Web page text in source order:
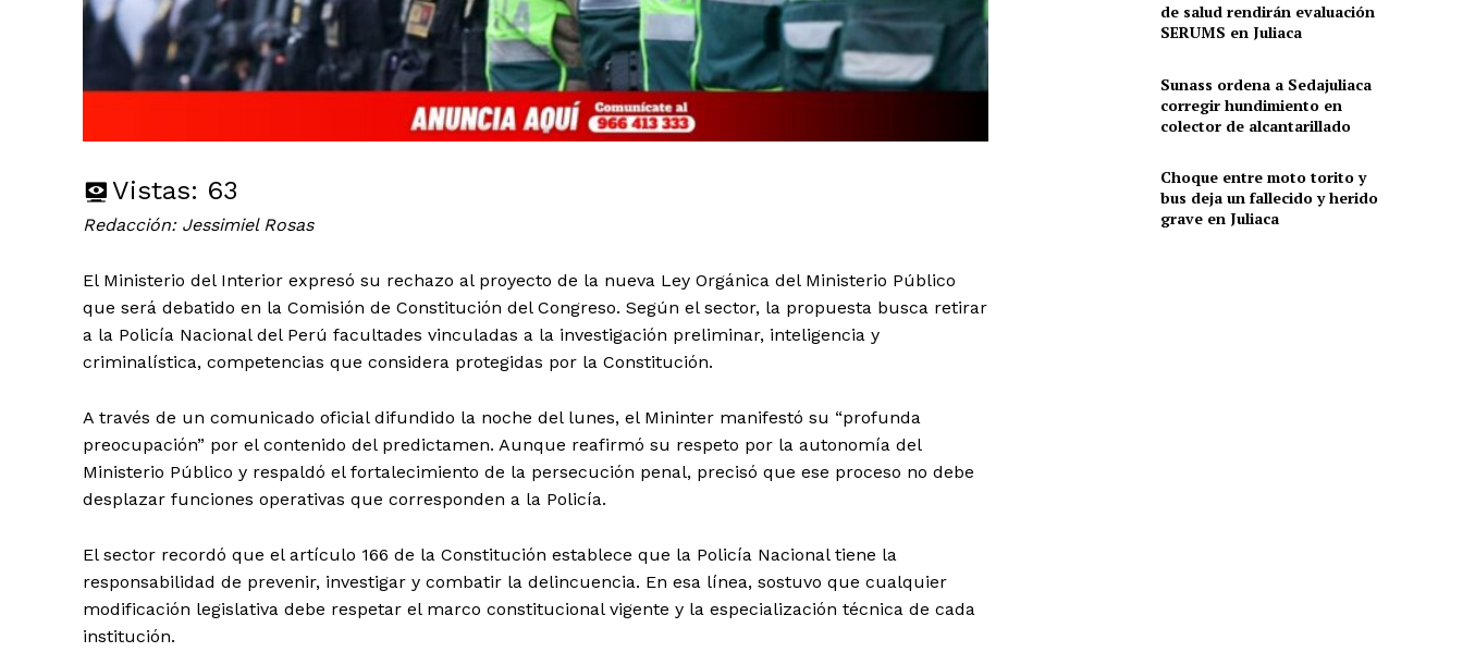
Vistas: 63
Redacción: Jessimiel Rosas
El Ministerio del Interior expresó su rechazo al proyecto de la nueva Ley Orgánica del Ministerio Público
que será debatido en la Comisión de Constitución del Congreso. Según el sector, la propuesta busca retirar
a la Policía Nacional del Perú facultades vinculadas a la investigación preliminar, inteligencia y
criminalística, competencias que considera protegidas por la Constitución.
A través de un comunicado oficial difundido la noche del lunes, el Mininter manifestó su “profunda
preocupación” por el contenido del predictamen. Aunque reafirmó su respeto por la autonomía del
Ministerio Público y respaldó el fortalecimiento de la persecución penal, precisó que ese proceso no debe
desplazar funciones operativas que corresponden a la Policía.
El sector recordó que el artículo 166 de la Constitución establece que la Policía Nacional tiene la
responsabilidad de prevenir, investigar y combatir la delincuencia. En esa línea, sostuvo que cualquier
modificación legislativa debe respetar el marco constitucional vigente y la especialización técnica de cada
institución.
de salud rendirán evaluación
SERUMS en Juliaca
Sunass ordena a Sedajuliaca
corregir hundimiento en
colector de alcantarillado
Choque entre moto torito y
bus deja un fallecido y herido
grave en Juliaca